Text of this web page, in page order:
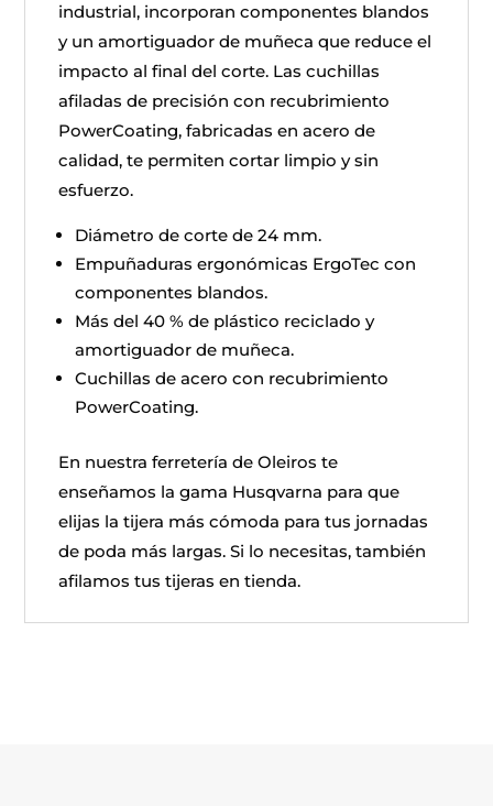
industrial, incorporan componentes blandos
y un amortiguador de muñeca que reduce el
impacto al final del corte. Las cuchillas
afiladas de precisión con recubrimiento
PowerCoating, fabricadas en acero de
calidad, te permiten cortar limpio y sin
esfuerzo.
Diámetro de corte de 24 mm.
Empuñaduras ergonómicas ErgoTec con
componentes blandos.
Más del 40 % de plástico reciclado y
amortiguador de muñeca.
Cuchillas de acero con recubrimiento
PowerCoating.
En nuestra ferretería de Oleiros te
enseñamos la gama Husqvarna para que
elijas la tijera más cómoda para tus jornadas
de poda más largas. Si lo necesitas, también
afilamos tus tijeras en tienda.